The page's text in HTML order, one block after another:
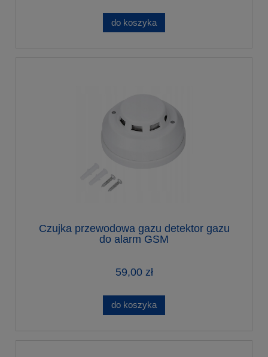
do koszyka
Czujka przewodowa gazu detektor gazu
do alarm GSM
59,00 zł
do koszyka